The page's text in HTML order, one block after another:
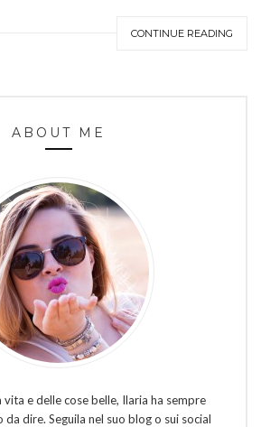
CONTINUE READING
ABOUT ME
e delle cose belle, Ilaria ha sempre
da dire. Seguila nel suo blog o sui social